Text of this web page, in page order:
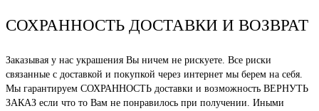
СОХРАННОСТЬ ДОСТАВКИ И ВОЗВРАТ
Заказывая у нас украшения Вы ничем не рискуете. Все риски
связанные с доставкой и покупкой через интернет мы берем на себя.
Мы гарантируем СОХРАННОСТЬ доставки и возможность ВЕРНУТЬ
ЗАКАЗ если что то Вам не понравилось при получении. Иными